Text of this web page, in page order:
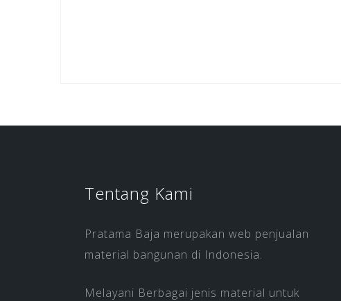
Tentang Kami
Pratama Baja merupakan web penjualan
material bangunan di Indonesia.
Melayani Berbagai jenis material untuk